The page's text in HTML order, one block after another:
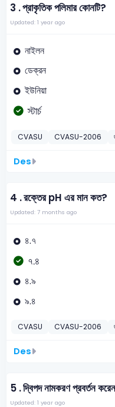
3 .প্রাকৃতিক পলিমার কোনটি?
Updated: 1 year ago
নাইলন
ডেক্রন
ইউনিয়া
স্টার্চ
CVASU CVASU-2006
Des
4 .রক্তের pH এর মান কত?
Updated: 7 months ago
৪.৭
৭.৪
৪.৯
৯.৪
CVASU CVASU-2006
Des
5 .দ্বিপদ নামকরণ প্রবর্তন
Updated: 1 year ago